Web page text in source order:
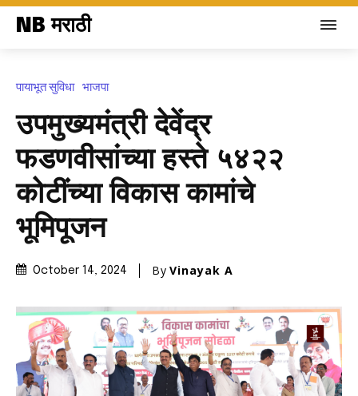
NB मराठी
पायाभूत सुविधा भाजपा
उपमुख्यमंत्री देवेंद्र
फडणवीसांच्या हस्ते ₹५४२२
कोटींच्या विकास कामांचे
भूमिपूजन
October 14, 2024 By Vinayak A